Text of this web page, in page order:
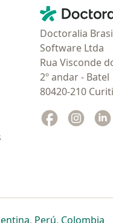
Contato
Doctoralia -
Doctoralia
Software Ltda
Rua Visconde
2º andar - Batel
80420-210
Facebook
abre num
separador
novo separador
abre num novo
, Perúabre num
, Colombia